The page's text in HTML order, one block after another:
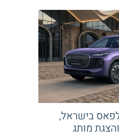
בישראל,
השקעה ב KGM והצגת מותג